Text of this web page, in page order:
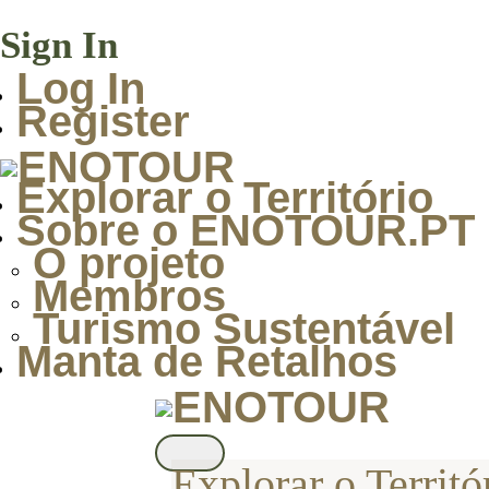
Sign In
Log In
Register
Explorar o Território
Sobre o ENOTOUR.PT
O projeto
Membros
Turismo Sustentável
Manta de Retalhos